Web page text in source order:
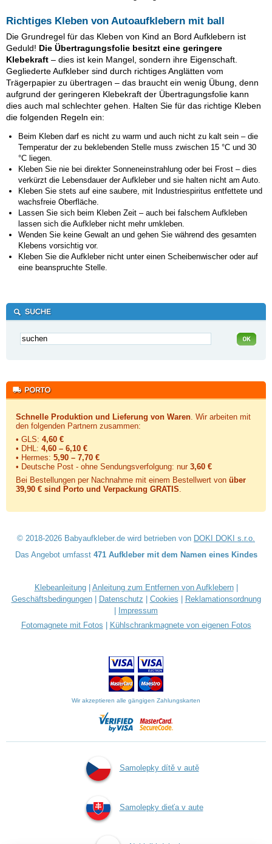
Richtiges Kleben von Autoaufklebern mit ball
Die Grundregel für das Kleben von Kind an Bord Aufklebern ist
Geduld! Die Übertragungsfolie besitzt eine geringere
Klebekraft – dies ist kein Mangel, sondern ihre Eigenschaft.
Gegliederte Aufkleber sind durch richtiges Anglätten vom
Trägerpapier zu übertragen – das braucht ein wenig Übung, denn
aufgrund der geringeren Klebekraft der Übertragungsfolie kann
dies auch mal schlechter gehen. Halten Sie für das richtige Kleben
die folgenden Regeln ein:
Beim Kleben darf es nicht zu warm und auch nicht zu kalt sein – die
Temperatur der zu beklebenden Stelle muss zwischen 15 °C und 30
°C liegen.
Kleben Sie nie bei direkter Sonneneinstrahlung oder bei Frost – dies
verkürzt die Lebensdauer der Aufkleber und sie halten nicht am Auto.
Kleben Sie stets auf eine saubere, mit Industriespiritus entfettete und
wachsfreie Oberfläche.
Lassen Sie sich beim Kleben Zeit – auch bei falschem Aufkleben
lassen sich die Aufkleber nicht mehr umkleben.
Wenden Sie keine Gewalt an und gehen Sie während des gesamten
Klebens vorsichtig vor.
Kleben Sie die Aufkleber nicht unter einen Scheibenwischer oder auf
eine beanspruchte Stelle.
Schnelle Produktion und Lieferung von Waren . Wir arbeiten mit
den folgenden Partnern zusammen:
• GLS: 4,60 €
• DHL: 4,60 – 6,10 €
• Hermes: 5,90 – 7,70 €
• Deutsche Post - ohne Sendungsverfolgung: nur 3,60 €
Bei Bestellungen per Nachnahme mit einem Bestellwert von über
39,90 € sind Porto und Verpackung GRATIS
© 2018-2026 Babyaufkleber.de wird betrieben von DOKI DOKI s.r.o.
Das Angebot umfasst 471 Aufkleber mit dem Namen eines Kindes
Klebeanleitung| Anleitung zum Entfernen von Aufklebern|
Geschäftsbedingungen| Datenschutz Cookies
Reklamationsordnung
Impressum
Fotomagnete mit Fotos
Kühlschrankmagnete von eigenen Fotos
Wir akzeptieren alle gängigen Zahlungskarten
Samolepky dítě v autě
Samolepky dieťa v aute